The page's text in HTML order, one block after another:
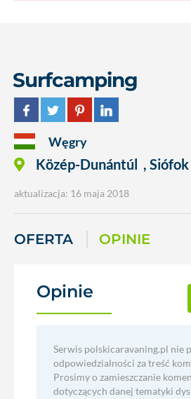
Surfcamping
Węgry
Közép-Dunántúl , Siófok
aktualizacja: 16 maja 2018
OFERTA OPINIE
Opinie
Serwis polskicaravaning.pl nie
odpowiedzialności za treść
Prosimy o zamieszczanie
dotyczących danej tematyki